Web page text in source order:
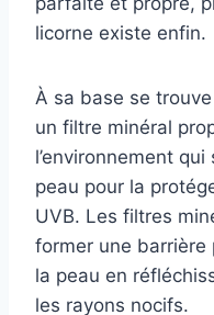
licorne existe enfin.
À sa base se
un filtre minéral
l’environnement
peau pour la
UVB. Les filtres
former une barrière
la peau en
les rayons nocifs.